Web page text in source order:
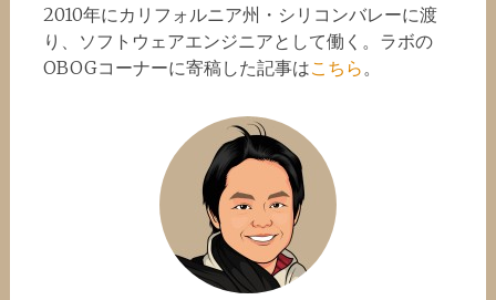
2010年にカリフォルニア州・シリコンバレーに渡
り、ソフトウェアエンジニアとして働く。ラボの
OBOGコーナーに寄稿した記事はこちら。